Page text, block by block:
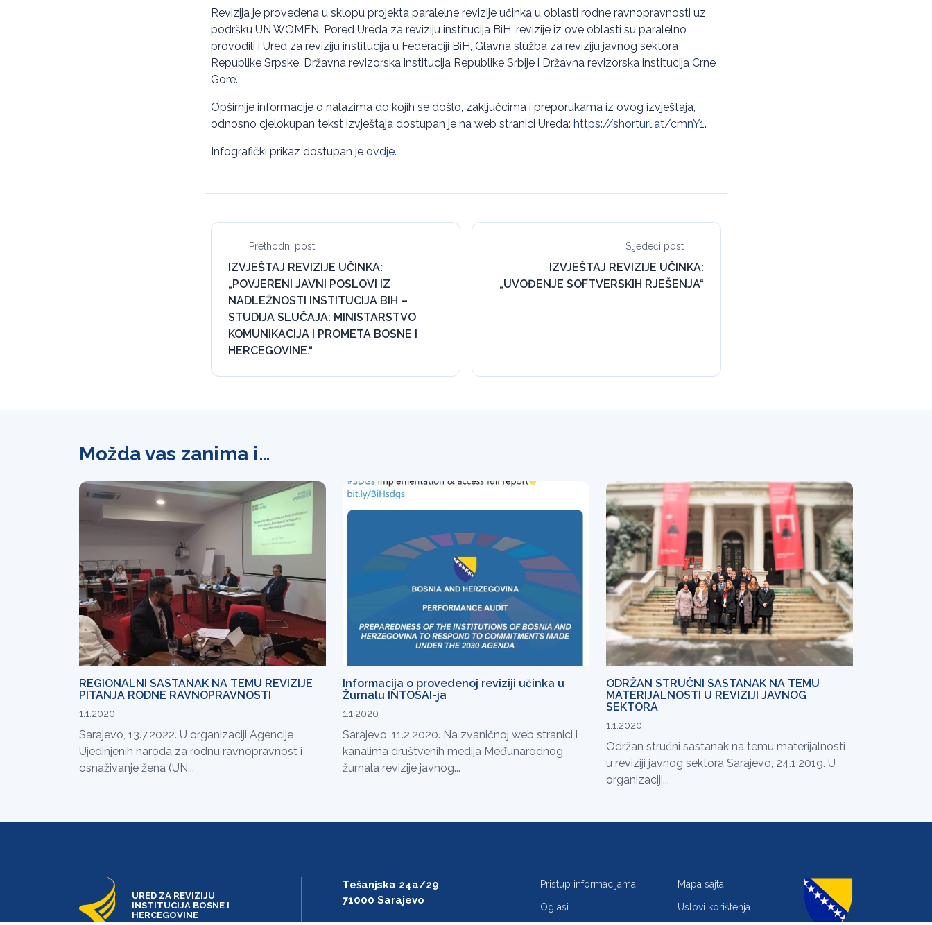
Revizija je provedena u sklopu projekta paralelne revizije učinka u oblasti rodne ravnopravnosti uz
podršku UN WOMEN. Pored Ureda za reviziju institucija BiH, revizije iz ove oblasti su paralelno
provodili i Ured za reviziju institucija u Federaciji BiH, Glavna služba za reviziju javnog sektora
Republike Srpske, Državna revizorska institucija Republike Srbije i Državna revizorska institucija Crne
Gore.
Opširnije informacije o nalazima do kojih se došlo, zaključcima i preporukama iz ovog izvještaja,
odnosno cjelokupan tekst izvještaja dostupan je na web stranici Ureda: https://shorturl.at/cmnY1.
Infografički prikaz dostupan je ovdje.
Prethodni post
IZVJEŠTAJ REVIZIJE UČINKA:
„POVJERENI JAVNI POSLOVI IZ
NADLEŽNOSTI INSTITUCIJA BIH –
STUDIJA SLUČAJA: MINISTARSTVO
KOMUNIKACIJA I PROMETA BOSNE I
HERCEGOVINE.“
Sljedeći post
IZVJEŠTAJ REVIZIJE UČINKA:
„UVOĐENJE SOFTVERSKIH RJEŠENJA“
Možda vas zanima i…
REGIONALNI SASTANAK NA TEMU REVIZIJE
PITANJA RODNE RAVNOPRAVNOSTI
1.1.2020
Sarajevo, 13.7.2022. U organizaciji Agencije
Ujedinjenih naroda za rodnu ravnopravnost i
osnaživanje žena (UN...
Informacija o provedenoj reviziji učinka u
Žurnalu INTOSAI-ja
1.1.2020
Sarajevo, 11.2.2020. Na zvaničnoj web stranici i
kanalima društvenih medija Međunarodnog
žurnala revizije javnog...
ODRŽAN STRUČNI SASTANAK NA TEMU
MATERIJALNOSTI U REVIZIJI JAVNOG
SEKTORA
1.1.2020
Održan stručni sastanak na temu materijalnosti
u reviziji javnog sektora Sarajevo, 24.1.2019. U
organizaciji...
URED ZA REVIZIJU
INSTITUCIJA BOSNE I
HERCEGOVINE
Tešanjska 24a/29
71000 Sarajevo
Pristup informacijama Mapa sajta
Oglasi Uslovi korištenja